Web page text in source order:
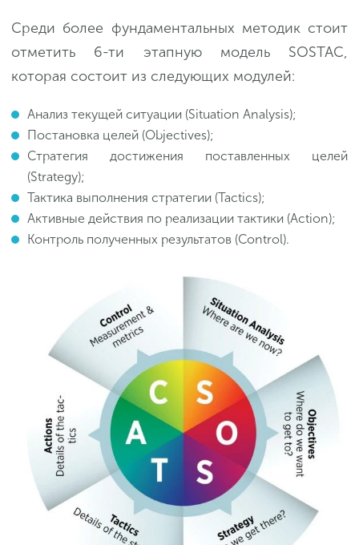
Среди более фундаментальных методик стоит
отметить 6-ти этапную модель SOSTAC,
которая состоит из следующих модулей:
Анализ текущей ситуации (Situation Analysis);
Постановка целей (Objectives);
Стратегия достижения поставленных целей
(Strategy);
Тактика выполнения стратегии (Tactics);
Активные действия по реализации тактики (Action);
Контроль полученных результатов (Control).